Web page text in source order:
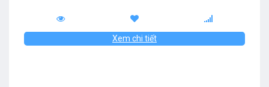
Xem chi tiết